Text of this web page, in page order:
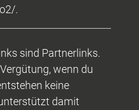
.
sind Partnerlinks.
wenn du
keine
damit